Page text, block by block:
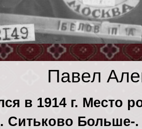
Павел
в 1914 г. Место
Ситьково Больше-.